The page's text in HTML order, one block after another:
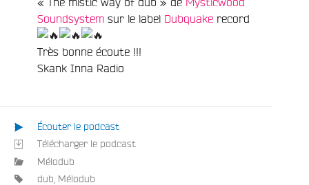
Soundsystem sur le label Dubquake record
Très bonne écoute !!!
Skank Inna Radio
Écouter le podcast
Télécharger le podcast
Mélodub
dub Mélodub